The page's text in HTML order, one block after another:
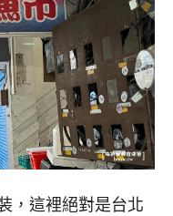
，這裡絕對是台北